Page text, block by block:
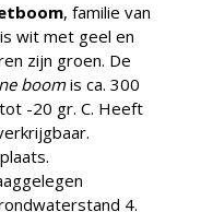
, familie van
wit met geel en
zijn groen. De
boomis ca. 300
-20 gr. C. Heeft
4.